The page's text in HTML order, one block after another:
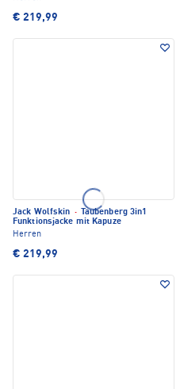
€ 219,99
Jack Wolfskin ·
Taubenberg 3in1
Funktionsjacke mit Kapuze
Herren
€ 219,99